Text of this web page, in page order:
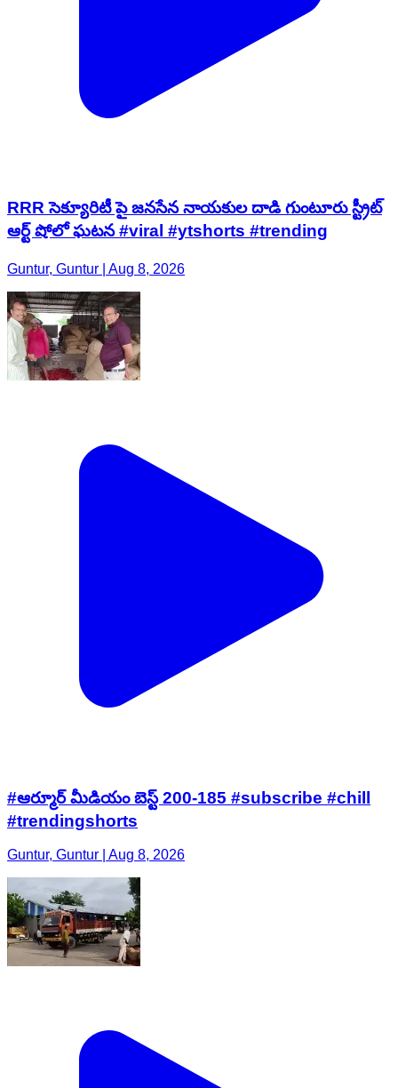
RRR సెక్యూరిటీ పై జనసేన నాయకుల దాడి గుంటూరు స్ట్రీట్
ఆర్ట్ షోలో ఘటన #viral #ytshorts #trending
Guntur, Guntur | Aug 8, 2026
#ఆర్మూర్ మీడియం బెస్ట్ 200-185 #subscribe #chill
#trendingshorts
Guntur, Guntur | Aug 8, 2026